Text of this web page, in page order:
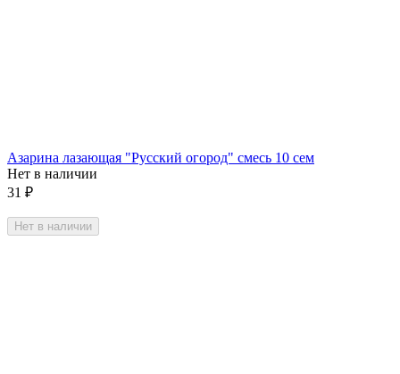
Азарина лазающая "Русский огород" смесь 10 сем
Нет в наличии
31 ₽
Нет в наличии